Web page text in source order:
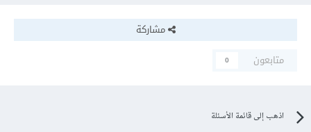
مشاركة
متابعون
0
اذهب إلى قائمة الأسئلة